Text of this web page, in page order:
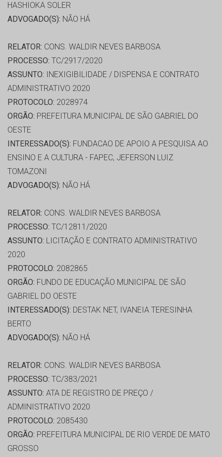
HASHIOKA SOLER
ADVOGADO(S): NÃO HÁ
RELATOR: CONS. WALDIR NEVES BARBOSA
PROCESSO: TC/2917/2020
ASSUNTO: INEXIGIBILIDADE / DISPENSA E CONTRATO
ADMINISTRATIVO 2020
PROTOCOLO: 2028974
ORGÃO: PREFEITURA MUNICIPAL DE SÃO GABRIEL DO
OESTE
INTERESSADO(S): FUNDACAO DE APOIO A PESQUISA AO
ENSINO E A CULTURA - FAPEC, JEFERSON LUIZ
TOMAZONI
ADVOGADO(S): NÃO HÁ
RELATOR: CONS. WALDIR NEVES BARBOSA
PROCESSO: TC/12811/2020
ASSUNTO: LICITAÇÃO E CONTRATO ADMINISTRATIVO
2020
PROTOCOLO: 2082865
ORGÃO: FUNDO DE EDUCAÇÃO MUNICIPAL DE SÃO
GABRIEL DO OESTE
INTERESSADO(S): DESTAK NET, IVANEIA TERESINHA
BERTO
ADVOGADO(S): NÃO HÁ
RELATOR: CONS. WALDIR NEVES BARBOSA
PROCESSO: TC/383/2021
ASSUNTO: ATA DE REGISTRO DE PREÇO /
ADMINISTRATIVO 2020
PROTOCOLO: 2085430
ORGÃO: PREFEITURA MUNICIPAL DE RIO VERDE DE MATO
GROSSO